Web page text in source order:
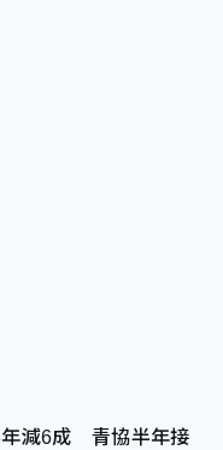
年減6成 青協半年接